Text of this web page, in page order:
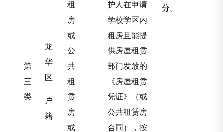
分。
第
三
类
龙
华
区
户
籍
租
房
或
公
共
租
赁
房
或
护人在申请
学校学区内
租房且能提
供房屋租赁
部门发放的
《房屋租赁
凭证》（或
公共租赁房
合同），按